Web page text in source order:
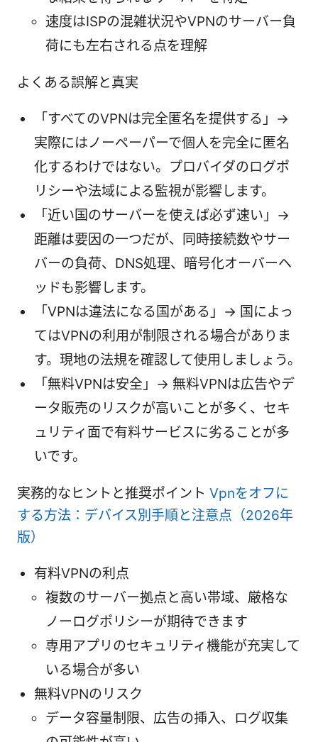
速度はISPの混雑状況やVPNのサーバー負
荷にも左右される点を理解
よくある誤解と真実
「すべてのVPNは完全匿名を提供する」→
実際にはノーペーパーで個人を完全に匿名
化するわけではない。プロバイダのログポ
リシーや法域による監視が影響します。
「近い国のサーバーを使えば必ず速い」→
距離は要因の一つだが、同時接続数やサー
バーの負荷、DNS処理、暗号化オーバーヘ
ッドも影響します。
「VPNは違法になる国がある」→ 国によっ
てはVPNの利用が制限される場合がありま
す。現地の法規を確認して使用しましょう。
「無料VPNは安全」→ 無料VPNは広告やデ
ータ販売のリスクが高いことが多く、セキ
ュリティ面で有料サービスに劣ることが多
いです。
実務的なヒントと推奨ポイント Vpnをオフに
する方法：デバイス別手順と注意点（2026年
版）
有料VPNの利点
複数のサーバー拠点と高い帯域、厳格な
ノーログポリシーが期待できます
専用アプリのセキュリティ機能が充実して
いる場合が多い
無料VPNのリスク
データ容量制限、広告の挿入、ログ収集